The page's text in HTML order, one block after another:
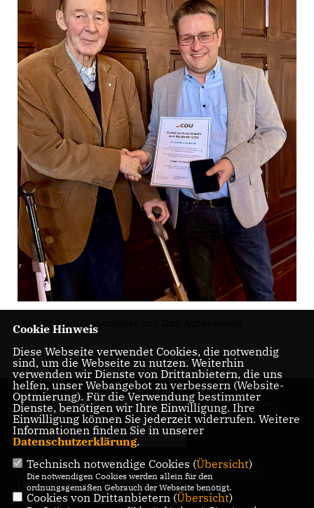
Foto: Ludger Tenhumberg und Dirk Aufderheide
Politische Partei
IMPRESSUM
DATENSCHUTZ
KONTAKT
Cookie Hinweis
Diese Webseite verwendet Cookies, die notwendig
sind, um die Webseite zu nutzen. Weiterhin
verwenden wir Dienste von Drittanbietern, die uns
helfen, unser Webangebot zu verbessern (Website-
Optmierung). Für die Verwendung bestimmter
Dienste, benötigen wir Ihre Einwilligung. Ihre
Einwilligung können Sie jederzeit widerrufen. Weitere
Informationen finden Sie in unserer
Datenschutzerklärung.
Technisch notwendige Cookies (Übersicht)
Die notwendigen Cookies werden allein für den
ordnungsgemäßen Gebrauch der Webseite benötigt.
Cookies von Drittanbietern (Übersicht)